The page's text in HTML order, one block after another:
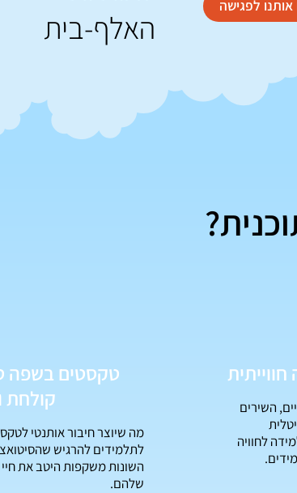
האלף-בית
אותנו לפגישה
השירים
לחוויה
טקסטים בשפה
קולחת
מה שיוצר חיבור אותנטי
לתלמידים להרגיש
השונות משקפות היטב את חיי
שלהם.